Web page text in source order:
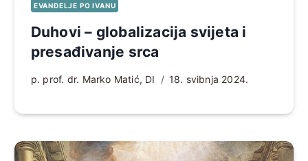
EVANĐELJE PO IVANU
Duhovi – globalizacija svijeta i
presađivanje srca
p. prof. dr. Marko Matić, DI 18. svibnja 2024.